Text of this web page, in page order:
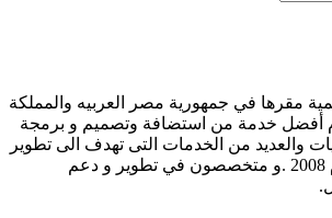
مقرها في جمهورية مصر العربيه والمملكة
أفضل خدمة من استضافة وتصميم و برمجة
والعديد من الخدمات التى تهدف الى تطوير
الويب العربي منذ عام 2008 .و متخصصون في تطوير و دعم